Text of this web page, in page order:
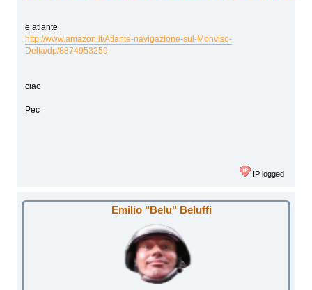
e atlante
http://www.amazon.it/Atlante-navigazione-sul-Monviso-
Delta/dp/8874953259
ciao
Pec
IP logged
Emilio "Belu" Beluffi